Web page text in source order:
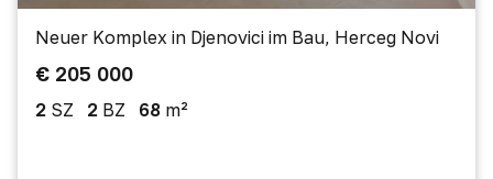
Neuer Komplex in Djenovici im Bau, Herceg Novi
€ 205 000
2 SZ 2 BZ 68 m²